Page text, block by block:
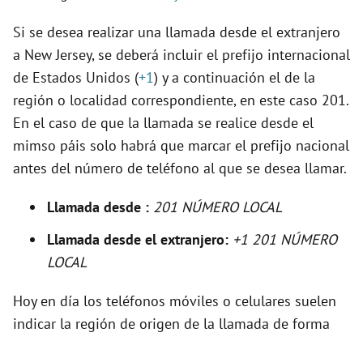
e
o
Si se desea realizar una llamada desde el extranjero
a New Jersey, se deberá incluir el prefijo internacional
de Estados Unidos (+1) y a continuación el de la
región o localidad correspondiente, en este caso 201.
En el caso de que la llamada se realice desde el
mimso páis solo habrá que marcar el prefijo nacional
antes del número de teléfono al que se desea llamar.
Llamada desde : 201 NÚMERO LOCAL
Llamada desde el extranjero: +1 201 NÚMERO
LOCAL
Hoy en día los teléfonos móviles o celulares suelen
indicar la región de origen de la llamada de forma